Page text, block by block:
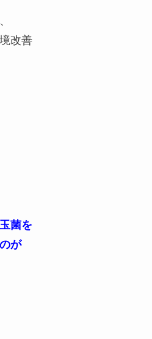
改善
菌を
が